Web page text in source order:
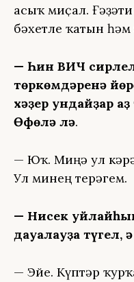
асыҡ миҫал.
бәхетле ҡатын һәм
— Һин ВИЧ
төркөмдәренә
хәҙер ундайҙар
Өфөлә лә.
— Юҡ. Миңә ул
Ул минең терәгем.
— Нисек
дауалауҙа түгел,
— Эйе. Күптәр